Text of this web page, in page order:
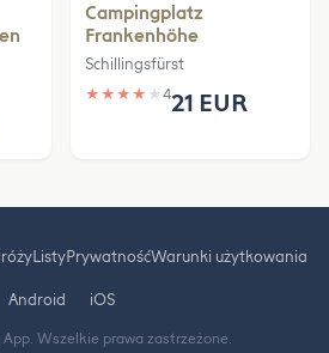
Campingplatz
Frankenhöhe
Schillingsfürst
★ ★ ★ ★ ★ 421 EUR
ListyPrywatnośćWarunki użytkowania
Android iOS
Wszelkie prawa zastrzeżone.